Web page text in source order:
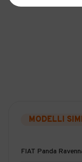
MODELLI
FIAT Panda